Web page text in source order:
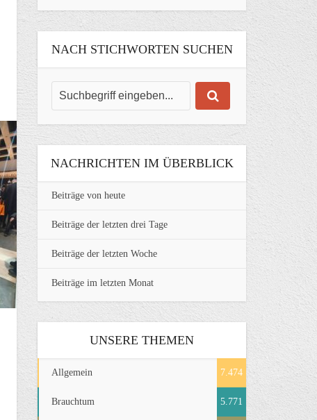
NACH STICHWORTEN SUCHEN
NACHRICHTEN IM ÜBERBLICK
Beiträge von heute
Beiträge der letzten drei Tage
Beiträge der letzten Woche
Beiträge im letzten Monat
UNSERE THEMEN
Allgemein 7.474
Brauchtum 5.771